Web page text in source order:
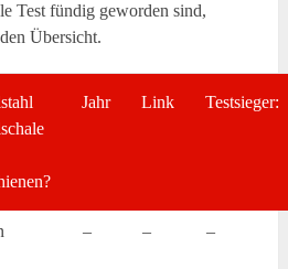
Test fündig geworden sind,
Übersicht.
Jahr Link Testsieger:
– – –